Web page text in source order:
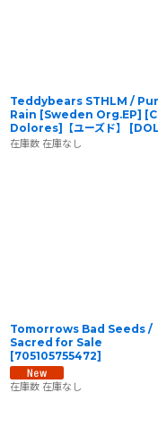
Teddybears STHLM /
Rain [Sweden Org.EP]
Dolores]【ユーズド】
[
在庫数 在庫なし
Tomorrows Bad Seeds /
Sacred for Sale
[705105755472]
在庫数 在庫なし